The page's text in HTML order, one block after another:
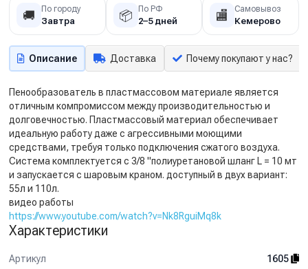
🚚 По городу
Завтра 📦 По РФ
2–5 дней 🏬 Самовывоз
Кемерово
Описание Доставка Почему покупают у нас?
Пенообразователь в пластмассовом материале является
отличным компромиссом между производительностью и
долговечностью. Пластмассовый материал обеспечивает
идеальную работу даже с агрессивными моющими
средствами, требуя только подключения сжатого воздуха.
Система комплектуется с 3/8 "полиуретановой шланг L = 10 мт
и запускается с шаровым краном. доступный в двух вариант:
55л и 110л.
видео работы
https://www.youtube.com/watch?v=Nk8RguiMq8k
Характеристики
Артикул
1605